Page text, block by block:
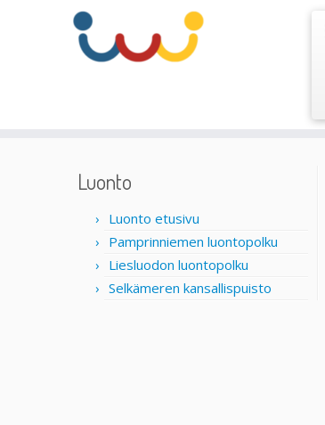
Luonto
Luonto etusivu
Pamprinniemen luontopolku
Liesluodon luontopolku
Selkämeren kansallispuisto